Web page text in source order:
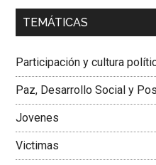
00:00
Dra. Carolina Corcho Mejía,
Colombiana
TEMÁTICAS
Participación y cultura
Paz, Desarrollo Social y
Jovenes
Victimas